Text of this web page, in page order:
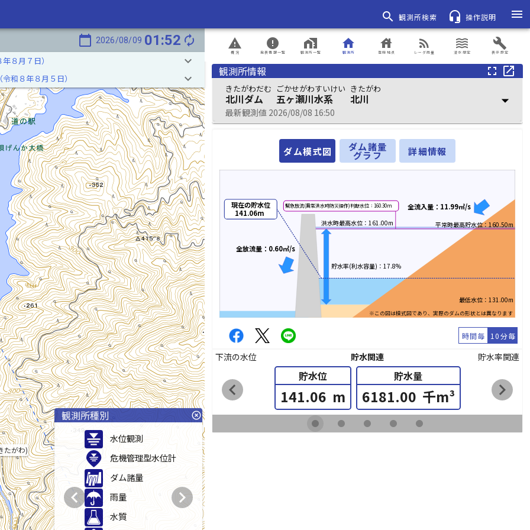
search 観測所検索 headset_mic 操作説明
menu
calendar_today 2026/08/09 01:52 autorenew
たがわ)
８月７日） keyboard_arrow_down
和８年８月５日） keyboard_arrow_down
観測所種別 highlight_off
水位観測
危機管理型水位計
ダム諸量
雨量
水質
chevron_left chevron_right
概況
report_problem
発表情報一覧
error
観測所一覧
home_work
観測所
home
登録地点
house
レーダ雨量
rss_feed
浸水想定
waves
表示設定
build
観測所情報
fullscreen open_in_new
きたがわだむ
北川ダム
ごかせがわすいけい
五ヶ瀬川水系
きたがわ
北川
最新観測値 2026/08/08 16:50
arrow_drop_down
ダム模式図 ダム諸量
グラフ 詳細情報
※この図は模式図であり、実際のダムの形状とは異なります
洪水時最高水位：161.00m 平常時最高貯水位：160.50m
緊急放流(異常洪水時防災操作)判断水位：160.30m
最低水位：131.00m
貯水率(利水容量)：17.8%
現在の貯水位
141.06m
全流入量：11.99㎥/s
全放流量：0.60㎥/s
時間毎 10分毎
下流の水位 貯水関連 貯水率関連
貯水位
141.06 m
貯水量
6181.00 千m³
chevron_left chevron_right
fiber_manual_record fiber_manual_record fiber_manual_record fiber_manual_record fiber_manual_record